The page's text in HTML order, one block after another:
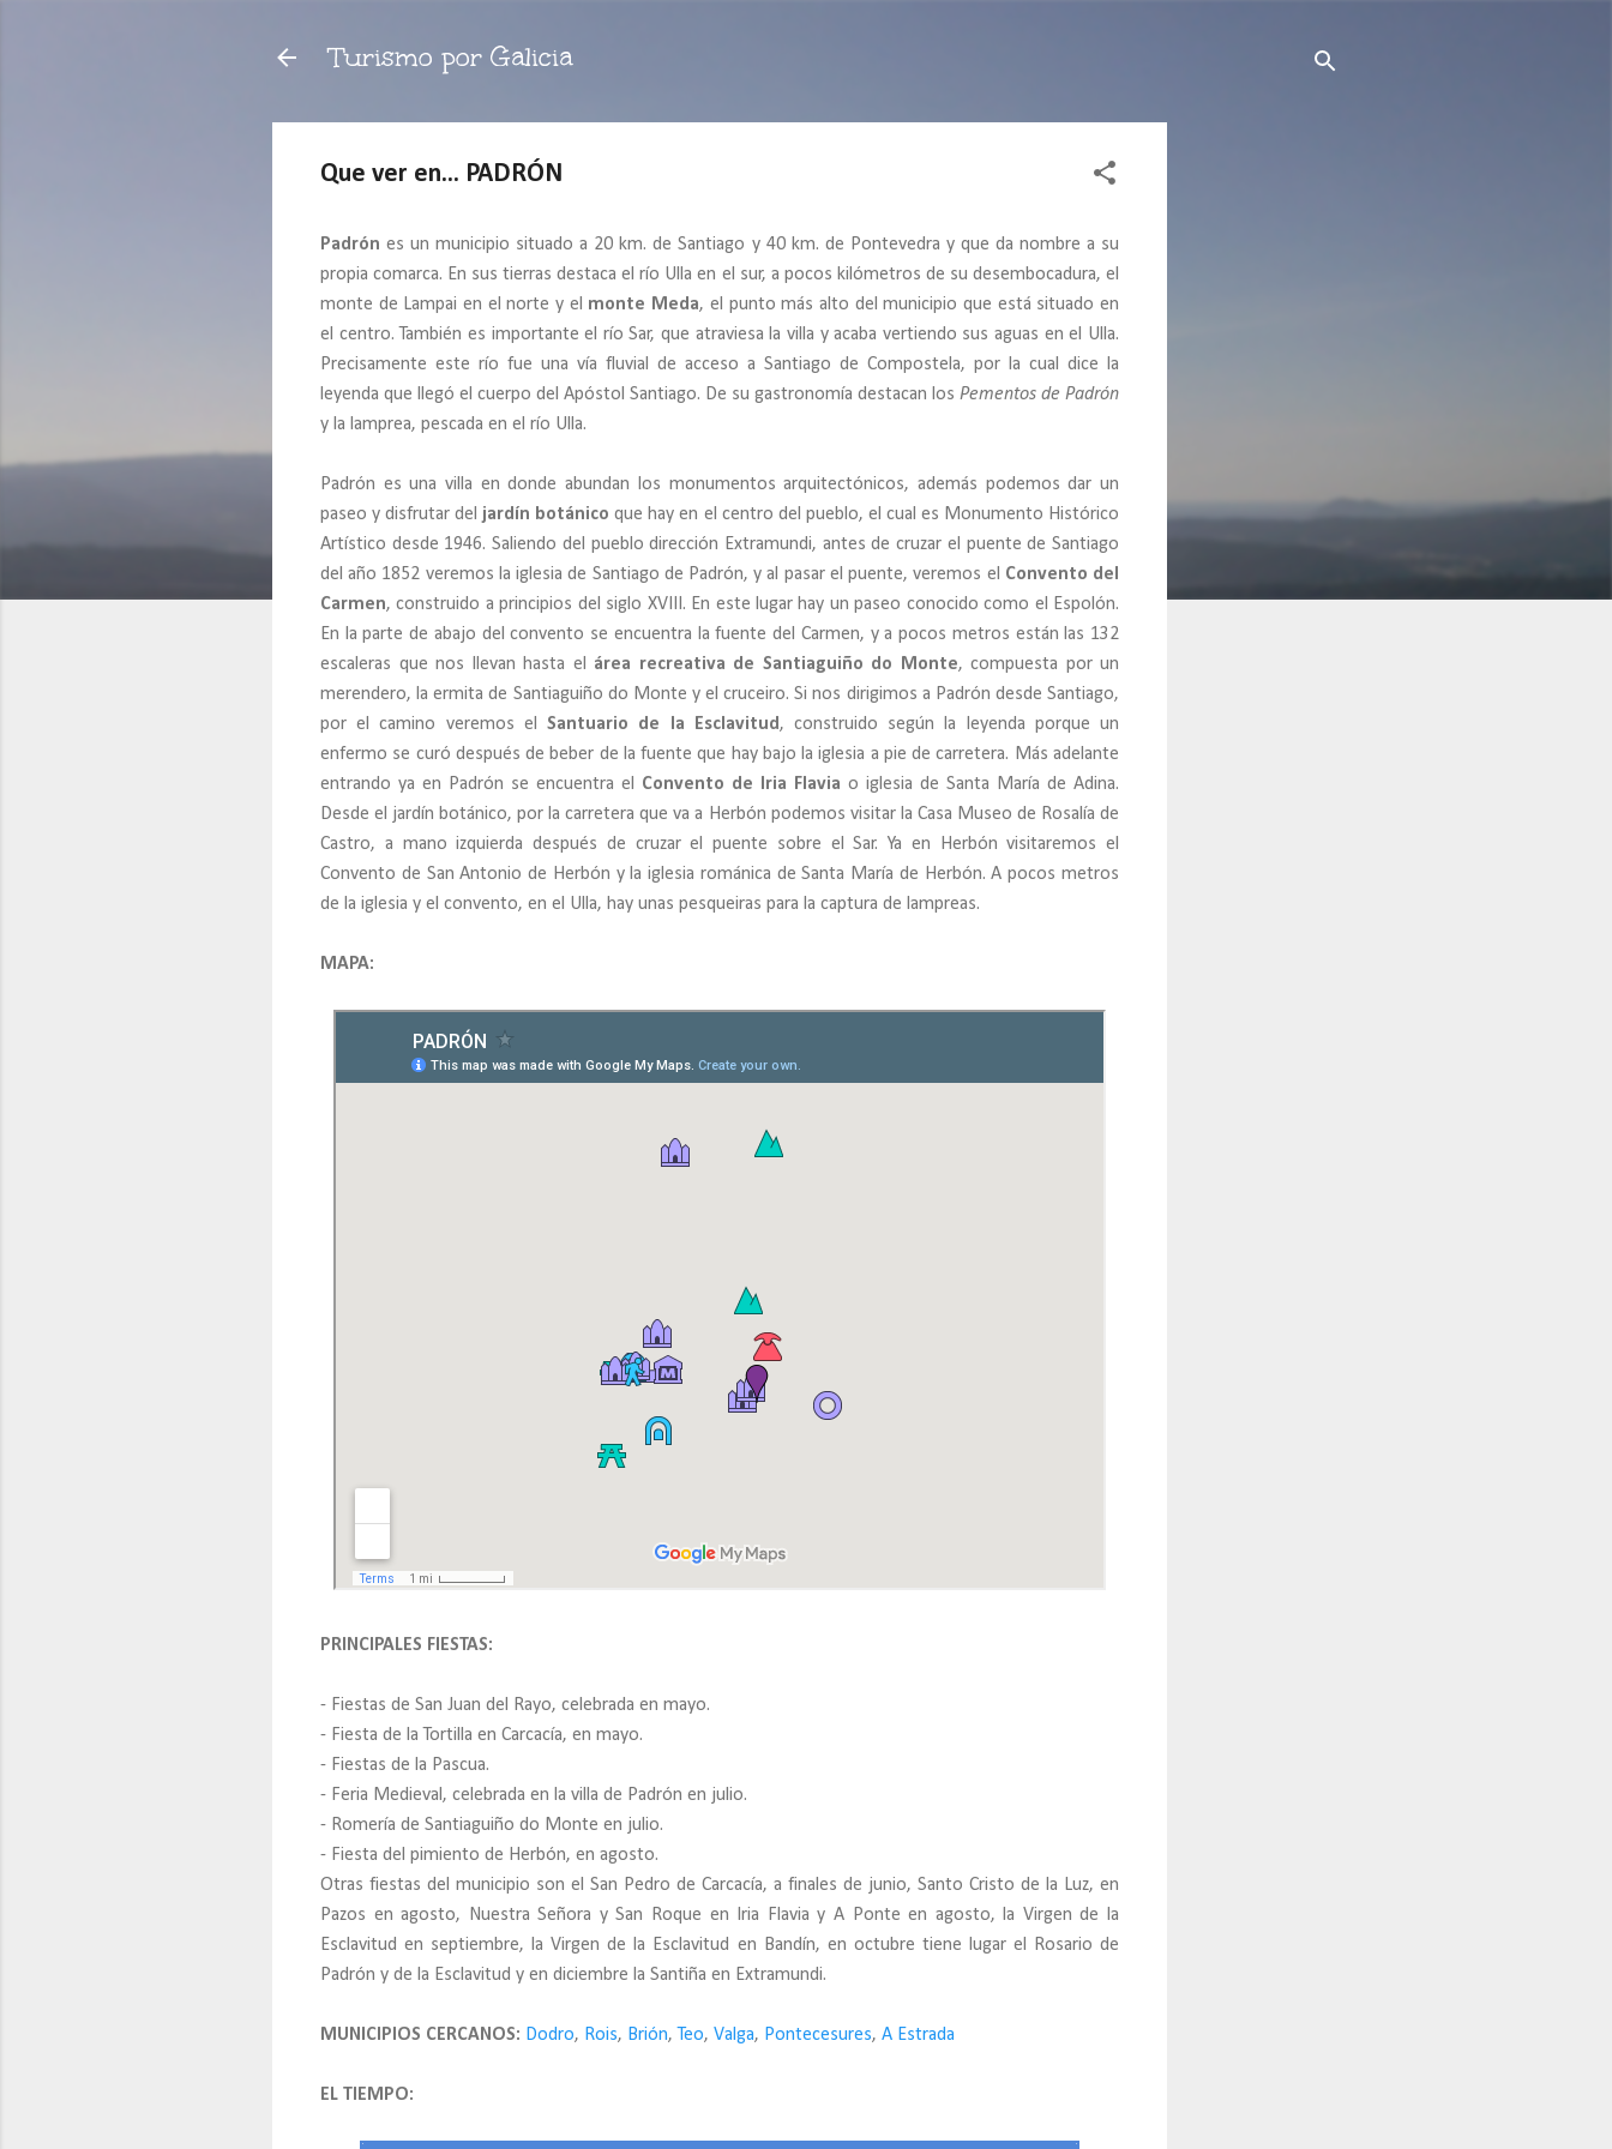
Turismo por Galicia
Que ver en... PADRÓN
Padrón es un municipio situado a 20 km. de Santiago y 40 km. de Pontevedra y que da nombre a su
propia comarca. En sus tierras destaca el río Ulla en el sur, a pocos kilómetros de su desembocadura, el
monte de Lampai en el norte y el monte Meda, el punto más alto del municipio que está situado en
el centro. También es importante el río Sar, que atraviesa la villa y acaba vertiendo sus aguas en el Ulla.
Precisamente este río fue una vía fluvial de acceso a Santiago de Compostela, por la cual dice la
leyenda que llegó el cuerpo del Apóstol Santiago. De su gastronomía destacan los Pementos de Padrón
y la lamprea, pescada en el río Ulla.
Padrón es una villa en donde abundan los monumentos arquitectónicos, además podemos dar un
paseo y disfrutar del jardín botánico que hay en el centro del pueblo, el cual es Monumento Histórico
Artístico desde 1946. Saliendo del pueblo dirección Extramundi, antes de cruzar el puente de Santiago
del año 1852 veremos la iglesia de Santiago de Padrón, y al pasar el puente, veremos el Convento del
Carmen, construido a principios del siglo XVIII. En este lugar hay un paseo conocido como el Espolón.
En la parte de abajo del convento se encuentra la fuente del Carmen, y a pocos metros están las 132
escaleras que nos llevan hasta el área recreativa de Santiaguiño do Monte, compuesta por un
merendero, la ermita de Santiaguiño do Monte y el cruceiro. Si nos dirigimos a Padrón desde Santiago,
por el camino veremos elSantuario de la Esclavitud, construido según la leyenda porque un
enfermo se curó después de beber de la fuente que hay bajo la iglesia a pie de carretera. Más adelante
entrando ya en Padrón se encuentra el Convento de Iria Flavia o iglesia de Santa María de Adina.
Desde el jardín botánico, por la carretera que va a Herbón podemos visitar la Casa Museo de Rosalía de
Castro, a mano izquierda después de cruzar el puente sobre el Sar. Ya en Herbón visitaremos el
Convento de San Antonio de Herbón y la iglesia románica de Santa María de Herbón. A pocos metros
de la iglesia y el convento, en el Ulla, hay unas pesqueiras para la captura de lampreas.
MAPA:
PRINCIPALES FIESTAS:
- Fiestas de San Juan del Rayo, celebrada en mayo.
- Fiesta de la Tortilla en Carcacía, en mayo.
- Fiestas de la Pascua.
- Feria Medieval, celebrada en la villa de Padrón en julio.
- Romería de Santiaguiño do Monte en julio.
- Fiesta del pimiento de Herbón, en agosto.
Otras fiestas del municipio son el San Pedro de Carcacía, a finales de junio, Santo Cristo de la Luz, en
Pazos en agosto, Nuestra Señora y San Roque en Iria Flavia y A Ponte en agosto, la Virgen de la
Esclavitud en septiembre, la Virgen de la Esclavitud en Bandín, en octubre tiene lugar el Rosario de
Padrón y de la Esclavitud y en diciembre la Santiña en Extramundi.
MUNICIPIOS CERCANOS: Dodro, Rois, Brión, Teo, Valga, Pontecesures, A Estrada
EL TIEMPO: